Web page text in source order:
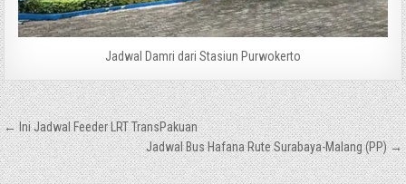
Jadwal Damri dari Stasiun Purwokerto
Navigasi
pos
← Ini Jadwal Feeder LRT TransPakuan
Jadwal Bus Hafana Rute Surabaya-Malang (PP) →